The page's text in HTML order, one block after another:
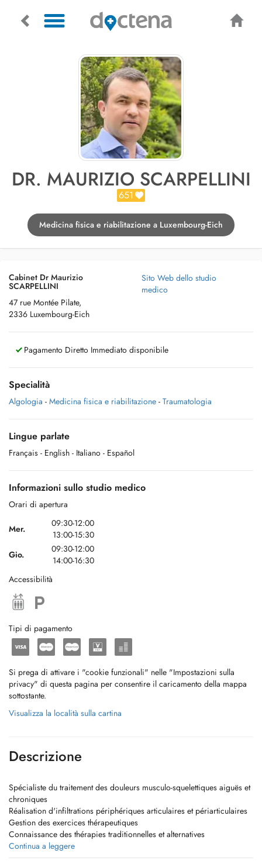
DR. MAURIZIO SCARPELLINI
651
Medicina fisica e riabilitazione a Luxembourg-Eich
Cabinet Dr Maurizio
SCARPELLINI
47 rue Montée Pilate,
2336 Luxembourg-Eich
Sito Web dello studio
medico
Pagamento Diretto Immediato disponibile
Specialità
Algologia - Medicina fisica e riabilitazione - Traumatologia
Lingue parlate
Français - English - Italiano - Español
Informazioni sullo studio medico
Orari di apertura
Mer.
09:30-12:00
13:00-15:30
Gio.
09:30-12:00
14:00-16:30
Accessibilità
Tipi di pagamento
Si prega di attivare i "cookie funzionali" nelle "Impostazioni sulla
privacy" di questa pagina per consentire il caricamento della mappa
sottostante.
Visualizza la località sulla cartina
Descrizione
Spécialiste du traitement des douleurs musculo-squelettiques aiguës et
chroniques
Réalisation d'infiltrations périphériques articulaires et périarticulaires
Gestion des exercices thérapeutiques
Connaissance des thérapies traditionnelles et alternatives
Diagnostic et traitement de l'ostéoporose, arthrose, tendinite,
lombalgie, sciatique, troubles de la croissance, handicap, etc.
Continua a leggere